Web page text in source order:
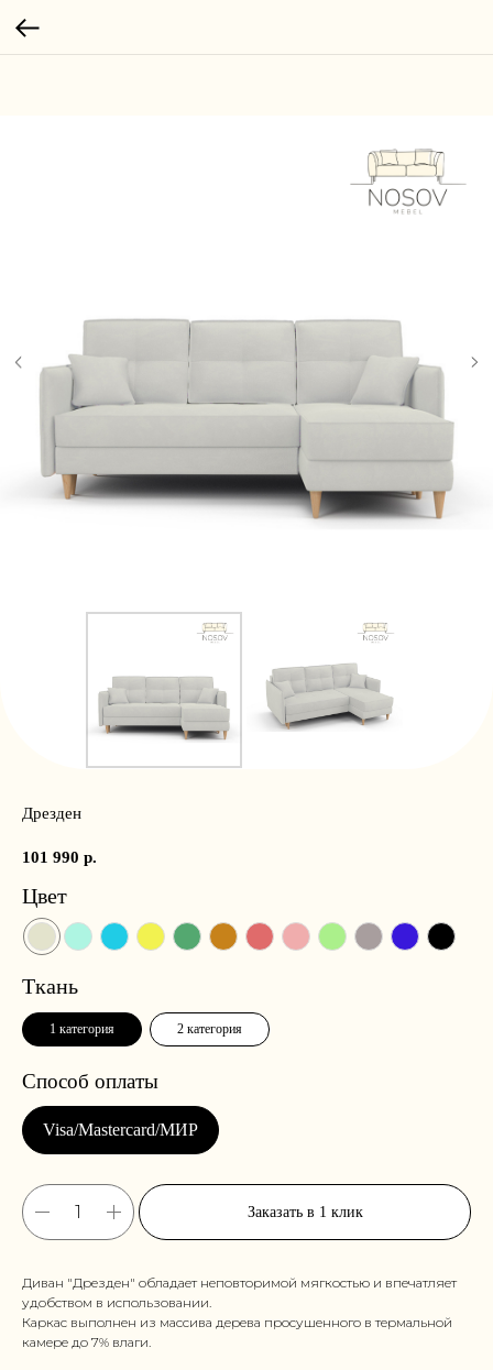
Дрезден
101 990 р.
Цвет
Ткань
1 категория 2 категория
Заказать в 1 клик
Диван "Дрезден" обладает неповторимой мягкостью и впечатляет
удобством в использовании.
Каркас выполнен из массива дерева просушенного в термальной
камере до 7% влаги.